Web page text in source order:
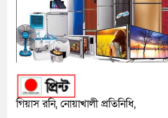
গিয়াস রনি, নোয়াখালী প্রতিনিধি,